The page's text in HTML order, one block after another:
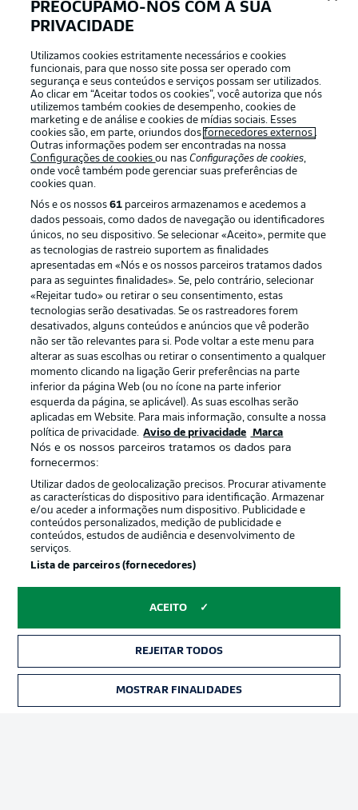
BUNDESLIGA-GROUP
Escolha seu idioma
Português Modo de visualização
Login
Football as it’s meant to be
APLICATIVO DA BUNDESLIGA
Oferecido por
Gerir preferências Aviso de privacidade
Termos de uso Emissoras
PREOCUPAMO-NOS COM A SUA
PRIVACIDADE
Utilizamos cookies estritamente necessários e cookies
funcionais, para que nosso site possa ser operado com
segurança e seus conteúdos e serviços possam ser utilizados.
Ao clicar em “Aceitar todos os cookies”, você autoriza que nós
utilizemos também cookies de desempenho, cookies de
marketing e de análise e cookies de mídias sociais. Esses
cookies são, em parte, oriundos dosfornecedores externos .
Outras informações podem ser encontradas na nossa
Configurações de cookiesou nasConfigurações de cookies,
onde você também pode gerenciar suas preferências de
cookies quan.
Nós e os nossos61 parceiros armazenamos e acedemos a
dados pessoais, como dados de navegação ou identificadores
únicos, no seu dispositivo. Se selecionar «Aceito», permite que
as tecnologias de rastreio suportem as finalidades
apresentadas em «Nós e os nossos parceiros tratamos dados
para as seguintes finalidades». Se, pelo contrário, selecionar
«Rejeitar tudo» ou retirar o seu consentimento, estas
tecnologias serão desativadas. Se os rastreadores forem
desativados, alguns conteúdos e anúncios que vê poderão
não ser tão relevantes para si. Pode voltar a este menu para
alterar as suas escolhas ou retirar o consentimento a qualquer
momento clicando na ligação Gerir preferências na parte
inferior da página Web (ou no ícone na parte inferior
esquerda da página, se aplicável). As suas escolhas serão
aplicadas em Website. Para mais informação, consulte a nossa
política de privacidade. Aviso de privacidade Marca
Nós e os nossos parceiros tratamos os dados para
fornecermos:
Utilizar dados de geolocalização precisos. Procurar ativamente
as características do dispositivo para identificação. Armazenar
e/ou aceder a informações num dispositivo. Publicidade e
conteúdos personalizados, medição de publicidade e
conteúdos, estudos de audiência e desenvolvimento de
serviços.
Lista de parceiros (fornecedores)
ACEITO
REJEITAR TODOS
MOSTRAR FINALIDADES